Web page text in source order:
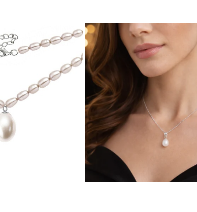
însoțită de un certificat de garanție și
l unei femei dragi – este o bijuterie care vorbește
de
cercei cu perlesau o brățarănaturală